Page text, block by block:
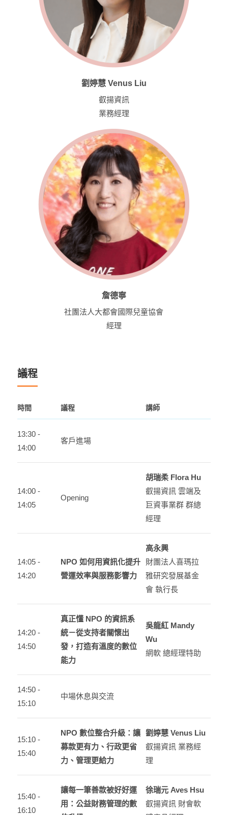
劉婷慧 Venus Liu
叡揚資訊
業務經理
詹德寧
社團法人大都會國際兒童協會
經理
議程
時間 議程 講師
13:30 -
14:00
客戶進場
14:00 -
14:05
Opening
胡瑞柔 Flora Hu
叡揚資訊 雲端及
巨資事業群 群總
經理
14:05 -
14:20
NPO 如何用資訊化提升
營運效率與服務影響力
高永興
財團法人喜瑪拉
雅研究發展基金
會 執行長
14:20 -
14:50
真正懂 NPO 的資訊系
統－從支持者關懷出
發，打造有溫度的數位
能力
吳龍紅 Mandy
Wu
網軟 總經理特助
14:50 -
15:10
中場休息與交流
15:10 -
15:40
NPO 數位整合升級：讓
募款更有力、行政更省
力、管理更給力
劉婷慧 Venus Liu
叡揚資訊 業務經
理
15:40 -
16:10
讓每一筆善款被好好運
用：公益財務管理的數
徐瑞元 Aves Hsu
叡揚資訊 財會軟